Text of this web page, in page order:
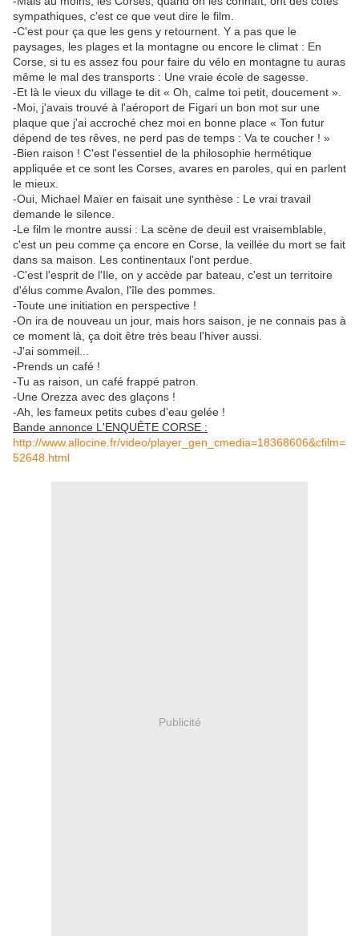
sympathiques, c'est ce que veut dire le film.
-C'est pour ça que les gens y retournent. Y a pas que le
paysages, les plages et la montagne ou encore le climat : En
Corse, si tu es assez fou pour faire du vélo en montagne tu auras
même le mal des transports : Une vraie école de sagesse.
-Et là le vieux du village te dit « Oh, calme toi petit, doucement ».
-Moi, j'avais trouvé à l'aéroport de Figari un bon mot sur une
plaque que j'ai accroché chez moi en bonne place « Ton futur
dépend de tes rêves, ne perd pas de temps : Va te coucher ! »
-Bien raison ! C'est l'essentiel de la philosophie hermétique
appliquée et ce sont les Corses, avares en paroles, qui en parlent
le mieux.
-Oui, Michael Maïer en faisait une synthèse : Le vrai travail
demande le silence.
-Le film le montre aussi : La scène de deuil est vraisemblable,
c'est un peu comme ça encore en Corse, la veillée du mort se fait
dans sa maison. Les continentaux l'ont perdue.
-C'est l'esprit de l'Ile, on y accède par bateau, c'est un territoire
d'élus comme Avalon, l'île des pommes.
-Toute une initiation en perspective !
-On ira de nouveau un jour, mais hors saison, je ne connais pas à
ce moment là, ça doit être très beau l'hiver aussi.
-J'ai sommeil...
-Prends un café !
-Tu as raison, un café frappé patron.
-Une Orezza avec des glaçons !
-Ah, les fameux petits cubes d'eau gelée !
Bande annonce L'ENQUÊTE CORSE :
http://www.allocine.fr/video/player_gen_cmedia=18368606&cfilm=
52648.html
Publicité